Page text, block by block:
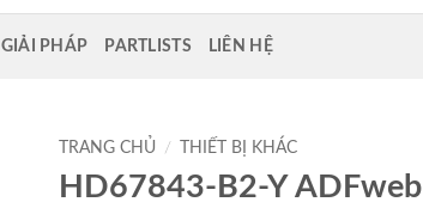
GIẢI PHÁP PARTLISTS LIÊN HỆ
TRANG CHỦ / THIẾT BỊ KHÁC
HD67843-B2-Y ADFweb